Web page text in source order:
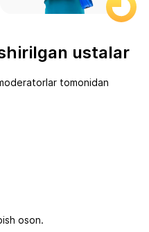
ustalar
tomonidan
oson.